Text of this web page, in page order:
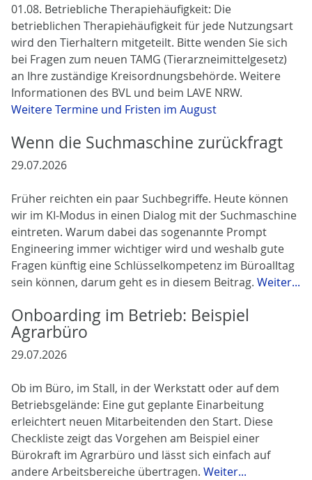
01.08. Betriebliche Therapiehäufigkeit: Die
betrieblichen Therapiehäufigkeit für jede Nutzungsart
wird den Tierhaltern mitgeteilt. Bitte wenden Sie sich
bei Fragen zum neuen TAMG (Tierarzneimittelgesetz)
an Ihre zuständige Kreisordnungsbehörde. Weitere
Informationen des BVL und beim LAVE NRW.
Weitere Termine und Fristen im August
Wenn die Suchmaschine zurückfragt
29.07.2026
Früher reichten ein paar Suchbegriffe. Heute können
wir im KI-Modus in einen Dialog mit der Suchmaschine
eintreten. Warum dabei das sogenannte Prompt
Engineering immer wichtiger wird und weshalb gute
Fragen künftig eine Schlüsselkompetenz im Büroalltag
sein können, darum geht es in diesem Beitrag. Weiter...
Onboarding im Betrieb: Beispiel
Agrarbüro
29.07.2026
Ob im Büro, im Stall, in der Werkstatt oder auf dem
Betriebsgelände: Eine gut geplante Einarbeitung
erleichtert neuen Mitarbeitenden den Start. Diese
Checkliste zeigt das Vorgehen am Beispiel einer
Bürokraft im Agrarbüro und lässt sich einfach auf
andere Arbeitsbereiche übertragen. Weiter...